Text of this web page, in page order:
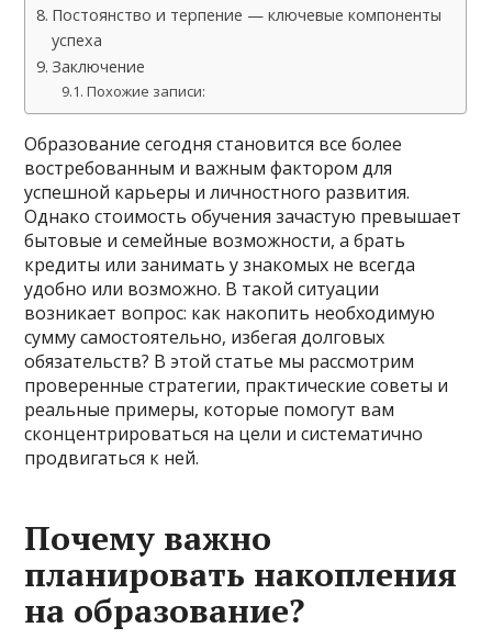
Постоянство и терпение — ключевые компоненты
успеха
Заключение
Похожие записи:
Образование сегодня становится все более
востребованным и важным фактором для
успешной карьеры и личностного развития.
Однако стоимость обучения зачастую превышает
бытовые и семейные возможности, а брать
кредиты или занимать у знакомых не всегда
удобно или возможно. В такой ситуации
возникает вопрос: как накопить необходимую
сумму самостоятельно, избегая долговых
обязательств? В этой статье мы рассмотрим
проверенные стратегии, практические советы и
реальные примеры, которые помогут вам
сконцентрироваться на цели и систематично
продвигаться к ней.
Почему важно
планировать накопления
на образование?